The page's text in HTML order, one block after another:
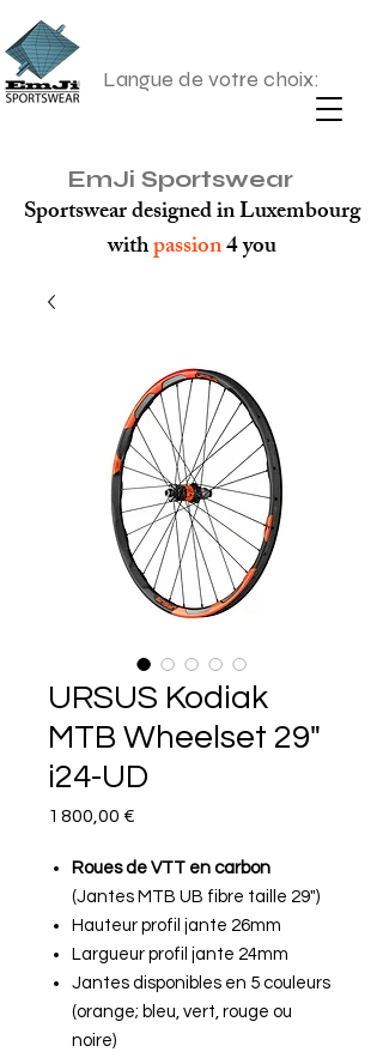
Langue de votre choix:
EmJi Sportswear
Sportswear designed in Luxembourg
withpassion4 you
URSUS Kodiak
MTB Wheelset 29"
i24-UD
1 800,00 €
Roues de VTT en carbon
(Jantes MTB UB fibre taille 29")
Hauteur profil jante 26mm
Largueur profil jante 24mm
Jantes disponibles en 5 couleurs
(orange; bleu, vert, rouge ou
noire)